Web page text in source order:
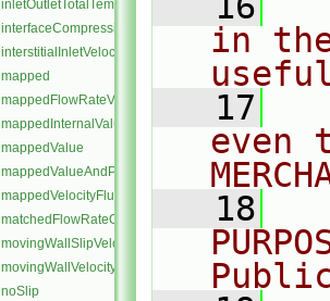
inletOutletTotalTemperature
interfaceCompression
interstitialInletVelocity
mapped
mappedFlowRateVelocity
mappedInternalValue
mappedValue
mappedValueAndPatchInternalValue
mappedVelocityFlux
matchedFlowRateOutletVelocity
movingWallSlipVelocity
movingWallVelocity
noSlip
in
   17
even
   18